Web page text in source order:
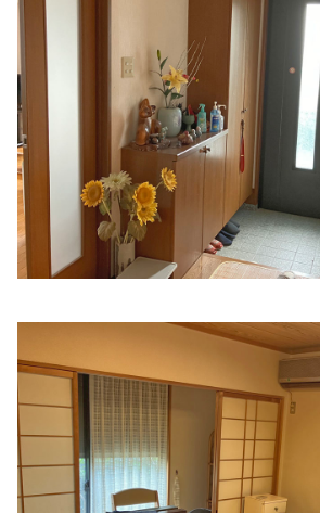
和歌山県橋本市神野々３８２ マ
伊都地方休日急患診療所
住所:
和歌山県橋本市東家１丁目３−１
トメモリ眼科・形成外科
住所:
和歌山県橋本市市脇５丁目４−２３